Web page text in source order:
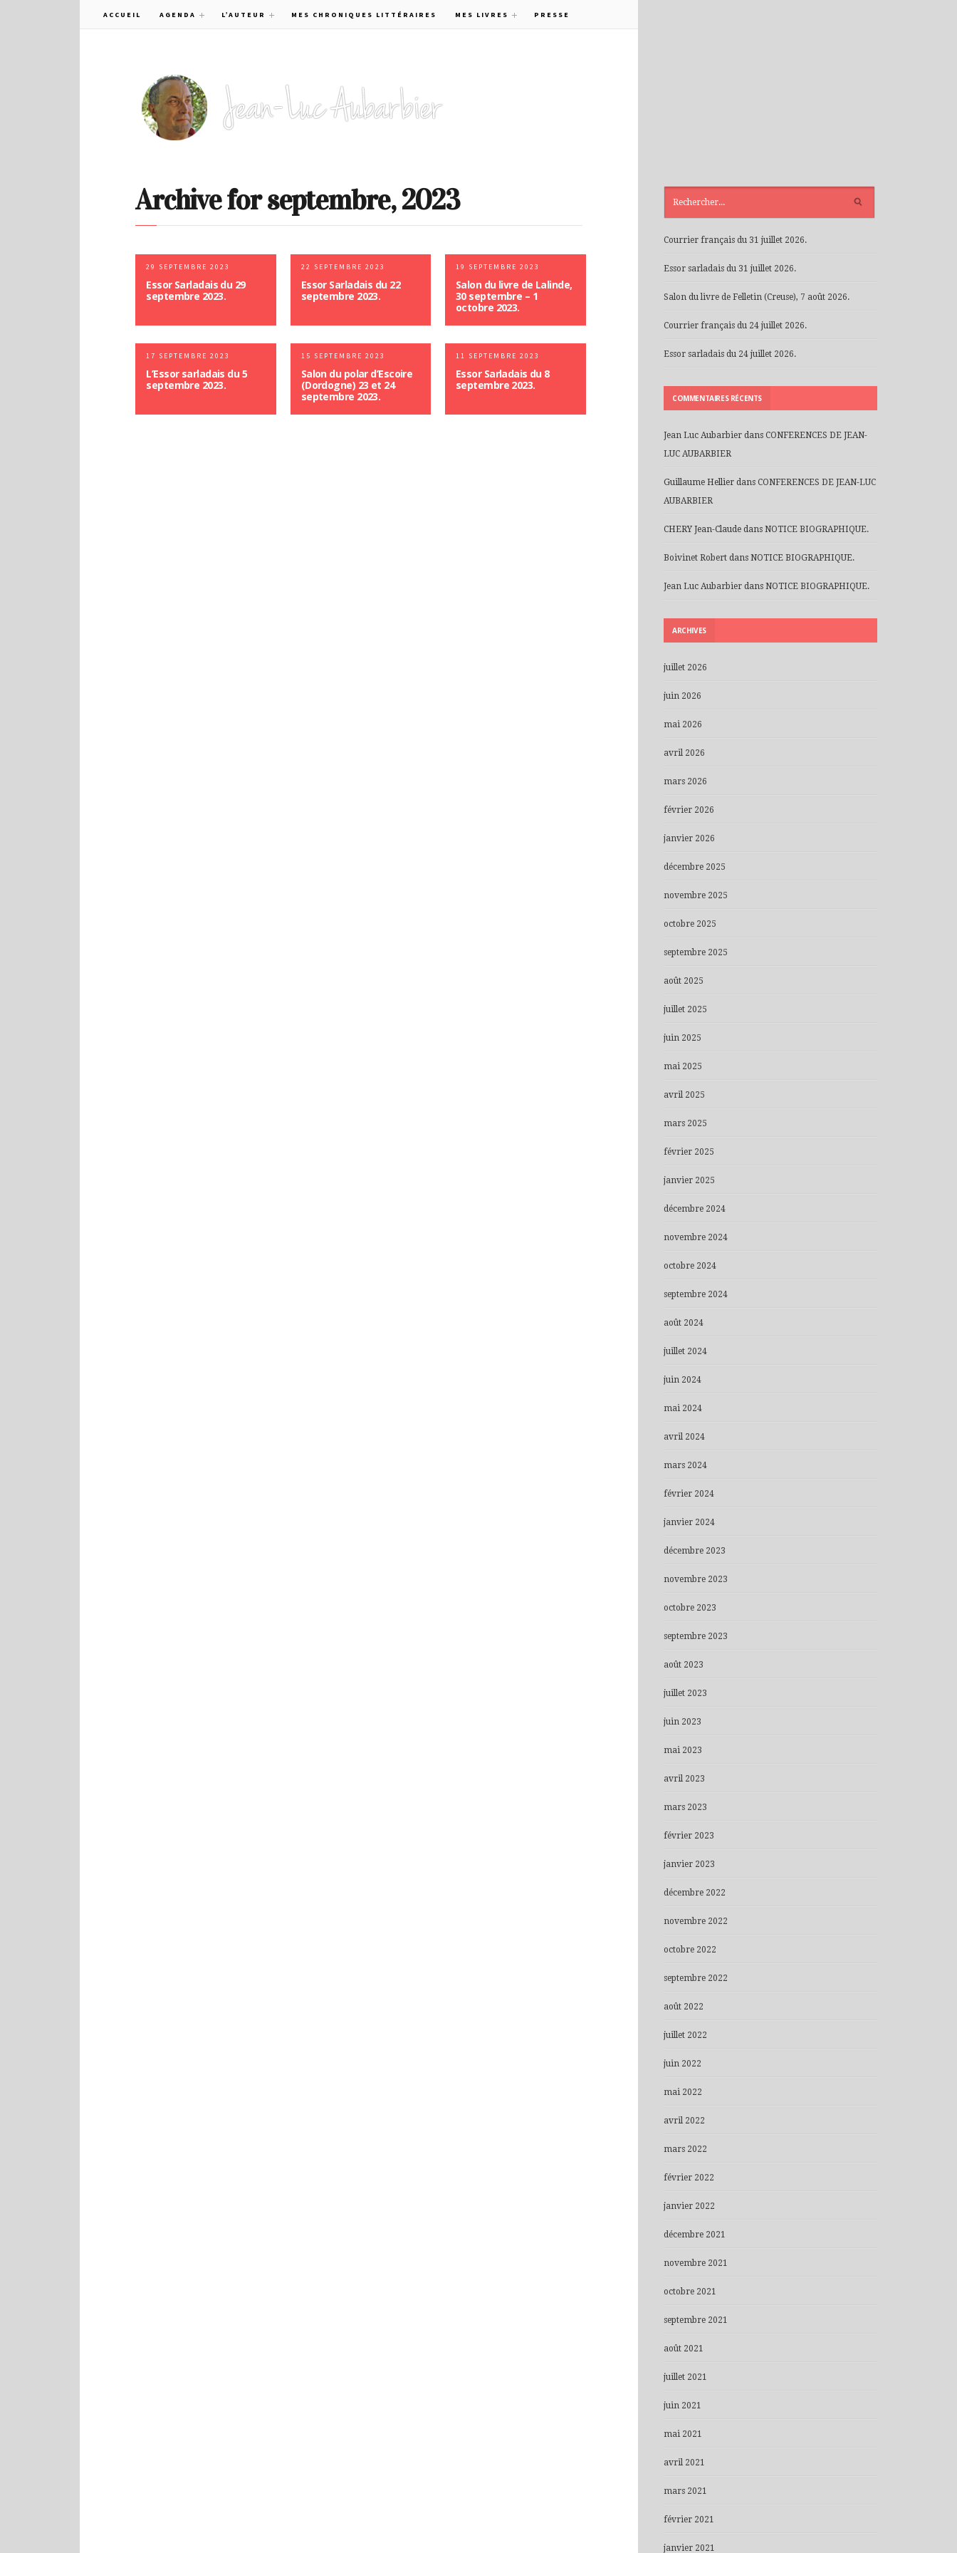
ACCUEIL AGENDA L’AUTEUR MES CHRONIQUES LITTÉRAIRES MES LIVRES PRESSE
Archive for septembre, 2023
29 SEPTEMBRE 2023
Essor Sarladais du 29
septembre 2023.
22 SEPTEMBRE 2023
Essor Sarladais du 22
septembre 2023.
19 SEPTEMBRE 2023
Salon du livre de Lalinde,
30 septembre – 1
octobre 2023.
17 SEPTEMBRE 2023
L’Essor sarladais du 5
septembre 2023.
15 SEPTEMBRE 2023
Salon du polar d’Escoire
(Dordogne) 23 et 24
septembre 2023.
11 SEPTEMBRE 2023
Essor Sarladais du 8
septembre 2023.
Courrier français du 31 juillet 2026.
Essor sarladais du 31 juillet 2026.
Salon du livre de Felletin (Creuse), 7 août 2026.
Courrier français du 24 juillet 2026.
Essor sarladais du 24 juillet 2026.
COMMENTAIRES RÉCENTS
Jean Luc Aubarbier dans CONFERENCES DE JEAN-
LUC AUBARBIER
Guillaume Hellier dans CONFERENCES DE JEAN-LUC
AUBARBIER
CHERY Jean-Claude dans NOTICE BIOGRAPHIQUE.
Boivinet Robert dans NOTICE BIOGRAPHIQUE.
Jean Luc Aubarbier dans NOTICE BIOGRAPHIQUE.
ARCHIVES
juillet 2026
juin 2026
mai 2026
avril 2026
mars 2026
février 2026
janvier 2026
décembre 2025
novembre 2025
octobre 2025
septembre 2025
août 2025
juillet 2025
juin 2025
mai 2025
avril 2025
mars 2025
février 2025
janvier 2025
décembre 2024
novembre 2024
octobre 2024
septembre 2024
août 2024
juillet 2024
juin 2024
mai 2024
avril 2024
mars 2024
février 2024
janvier 2024
décembre 2023
novembre 2023
octobre 2023
septembre 2023
août 2023
juillet 2023
juin 2023
mai 2023
avril 2023
mars 2023
février 2023
janvier 2023
décembre 2022
novembre 2022
octobre 2022
septembre 2022
août 2022
juillet 2022
juin 2022
mai 2022
avril 2022
mars 2022
février 2022
janvier 2022
décembre 2021
novembre 2021
octobre 2021
septembre 2021
août 2021
juillet 2021
juin 2021
mai 2021
avril 2021
mars 2021
février 2021
janvier 2021